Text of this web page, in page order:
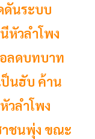
ดันระบบ
หัวลำโพง
ลดบทบาท
ป็นฮับ ค้าน
วลำโพง
าชนพุ่ง ขณะ